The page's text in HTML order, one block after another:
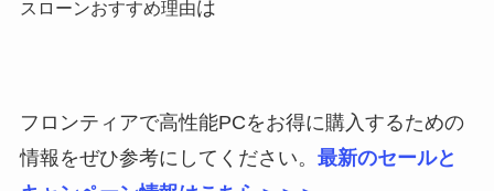
スローンおすすめ理由は
フロンティアで高性能PCをお得に購入するための
情報をぜひ参考にしてください。 最新のセールと